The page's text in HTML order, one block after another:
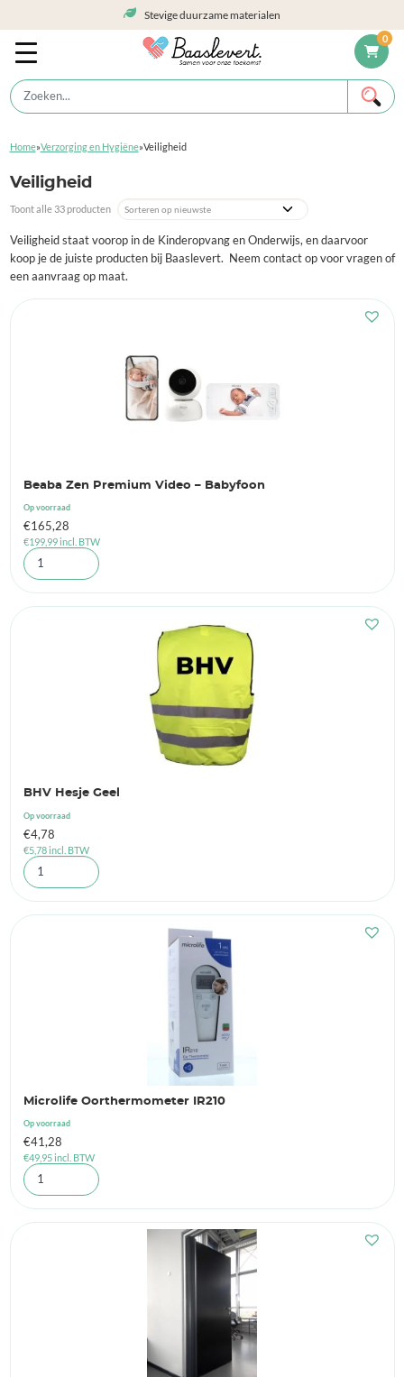
0
Stevige duurzame materialen
Home»Verzorging en Hygiëne»Veiligheid
Veiligheid
Toont alle 33 producten
Veiligheid staat voorop in de Kinderopvang en Onderwijs, en daarvoor
koop je de juiste producten bij Baaslevert. Neem contact op voor vragen of
een aanvraag op maat.
Beaba Zen Premium Video – Babyfoon
Op voorraad
€165,28
€199,99incl. BTW
BHV Hesje Geel
Op voorraad
€4,78
€5,78incl. BTW
Microlife Oorthermometer IR210
Op voorraad
€41,28
€49,95incl. BTW